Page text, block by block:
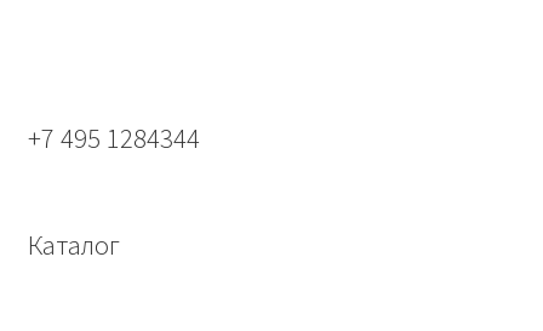
+7 495 1284344
Каталог